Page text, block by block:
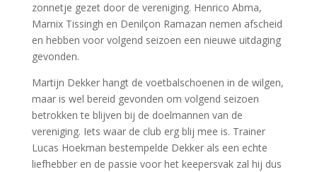
zonnetje gezet door de vereniging. Henrico Abma,
Marnix Tissingh en Denilçon Ramazan nemen afscheid
en hebben voor volgend seizoen een nieuwe uitdaging
gevonden.
Martijn Dekker hangt de voetbalschoenen in de wilgen,
maar is wel bereid gevonden om volgend seizoen
betrokken te blijven bij de doelmannen van de
vereniging. Iets waar de club erg blij mee is. Trainer
Lucas Hoekman bestempelde Dekker als een echte
liefhebber en de passie voor het keepersvak zal hij dus